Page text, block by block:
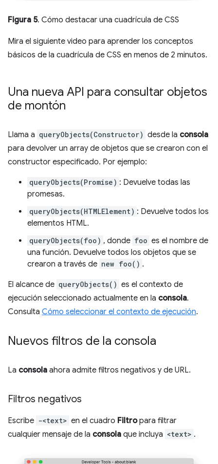
Figura 5. Cómo destacar una cuadrícula de CSS
Mira el siguiente video para aprender los conceptos
básicos de la cuadrícula de CSS en menos de 2 minutos.
Una nueva API para consultar objetos
de montón
Llama a queryObjects(Constructor) desde la consola
para devolver un array de objetos que se crearon con el
constructor especificado. Por ejemplo:
queryObjects(Promise) : Devuelve todas las
promesas.
queryObjects(HTMLElement) : Devuelve todos los
elementos HTML.
queryObjects(foo) , donde foo es el nombre de
una función. Devuelve todos los objetos que se
crearon a través de new foo() .
El alcance de queryObjects() es el contexto de
ejecución seleccionado actualmente en la consola.
Consulta Cómo seleccionar el contexto de ejecución.
Nuevos filtros de la consola
La consola ahora admite filtros negativos y de URL.
Filtros negativos
Escribe -<text> en el cuadro Filtropara filtrar
cualquier mensaje de la consola que incluya <text> .